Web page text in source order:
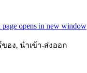
opens in new window
อง, นำเข้า-ส่งออก